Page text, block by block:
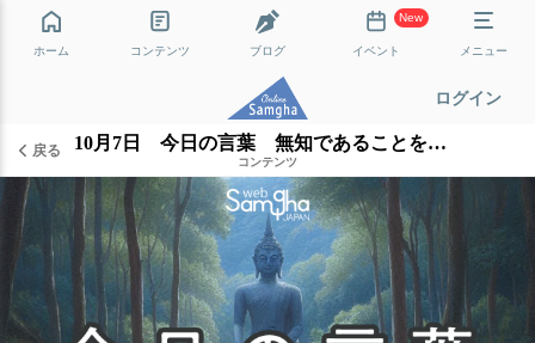
ホーム コンテンツ ブログ
New
イベント メニュー
ログイン
戻る 10月7日 今日の言葉 無知であることを知るという救い
コンテンツ